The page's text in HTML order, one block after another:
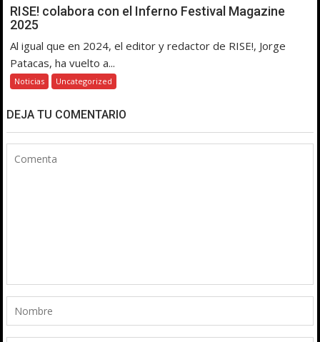
RISE! colabora con el Inferno Festival Magazine
2025
Al igual que en 2024, el editor y redactor de RISE!, Jorge
Patacas, ha vuelto a...
Noticias Uncategorized
DEJA TU COMENTARIO